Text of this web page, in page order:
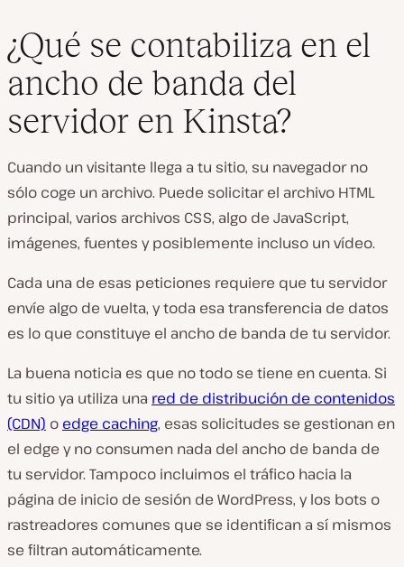
¿Qué se contabiliza en el
ancho de banda del
servidor en Kinsta?
Cuando un visitante llega a tu sitio, su navegador no
sólo coge un archivo. Puede solicitar el archivo HTML
principal, varios archivos CSS, algo de JavaScript,
imágenes, fuentes y posiblemente incluso un vídeo.
Cada una de esas peticiones requiere que tu servidor
envíe algo de vuelta, y toda esa transferencia de datos
es lo que constituye el ancho de banda de tu servidor.
La buena noticia es que no todo se tiene en cuenta. Si
tu sitio ya utiliza una red de distribución de contenidos
(CDN) o edge caching, esas solicitudes se gestionan en
el edge y no consumen nada del ancho de banda de
tu servidor. Tampoco incluimos el tráfico hacia la
página de inicio de sesión de WordPress, y los bots o
rastreadores comunes que se identifican a sí mismos
se filtran automáticamente.